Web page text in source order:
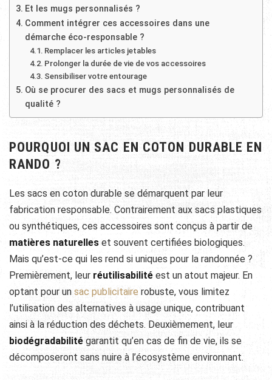
Et les mugs personnalisés ?
Comment intégrer ces accessoires dans une
démarche éco-responsable ?
Remplacer les articles jetables
Prolonger la durée de vie de vos accessoires
Sensibiliser votre entourage
Où se procurer des sacs et mugs personnalisés de
qualité ?
POURQUOI UN SAC EN COTON DURABLE EN
RANDO ?
Les sacs en coton durable se démarquent par leur
fabrication responsable. Contrairement aux sacs plastiques
ou synthétiques, ces accessoires sont conçus à partir de
matières naturelles et souvent certifiées biologiques.
Mais qu’est-ce qui les rend si uniques pour la randonnée ?
Premièrement, leur réutilisabilité est un atout majeur. En
optant pour un sac publicitaire robuste, vous limitez
l’utilisation des alternatives à usage unique, contribuant
ainsi à la réduction des déchets. Deuxièmement, leur
biodégradabilité garantit qu’en cas de fin de vie, ils se
décomposeront sans nuire à l’écosystème environnant.